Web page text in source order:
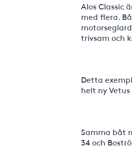
Alos Classic
med flera.
trivsam och
Detta
helt ny
Samma båt
34 och